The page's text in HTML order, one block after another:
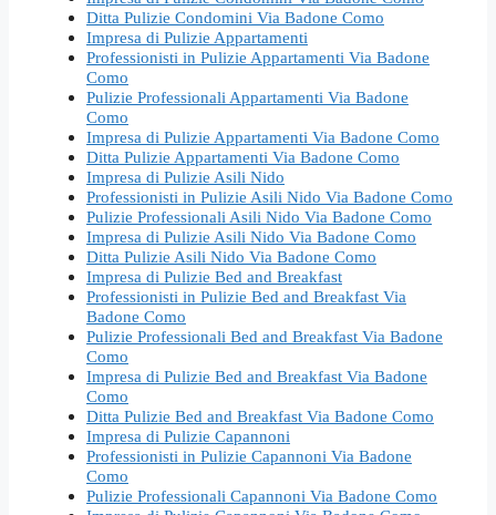
Ditta Pulizie Condomini Via Badone Como
Impresa di Pulizie Appartamenti
Professionisti in Pulizie Appartamenti Via Badone
Como
Pulizie Professionali Appartamenti Via Badone
Como
Impresa di Pulizie Appartamenti Via Badone Como
Ditta Pulizie Appartamenti Via Badone Como
Impresa di Pulizie Asili Nido
Professionisti in Pulizie Asili Nido Via Badone Como
Pulizie Professionali Asili Nido Via Badone Como
Impresa di Pulizie Asili Nido Via Badone Como
Ditta Pulizie Asili Nido Via Badone Como
Impresa di Pulizie Bed and Breakfast
Professionisti in Pulizie Bed and Breakfast Via
Badone Como
Pulizie Professionali Bed and Breakfast Via Badone
Como
Impresa di Pulizie Bed and Breakfast Via Badone
Como
Ditta Pulizie Bed and Breakfast Via Badone Como
Impresa di Pulizie Capannoni
Professionisti in Pulizie Capannoni Via Badone
Como
Pulizie Professionali Capannoni Via Badone Como